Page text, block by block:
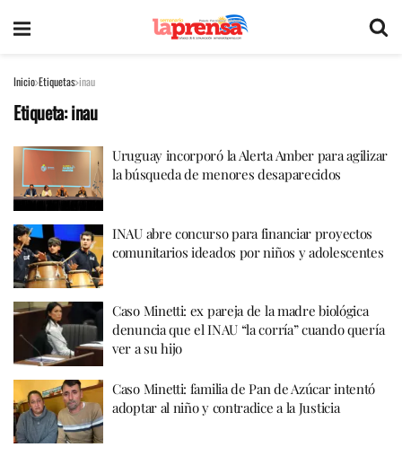
Inicio Etiquetas inau
Etiqueta:inau
Uruguay incorporó la Alerta Amber para agilizar
la búsqueda de menores desaparecidos
INAU abre concurso para financiar proyectos
comunitarios ideados por niños y adolescentes
Caso Minetti: ex pareja de la madre biológica
denuncia que el INAU “la corría” cuando quería
ver a su hijo
Caso Minetti: familia de Pan de Azúcar intentó
adoptar al niño y contradice a la Justicia